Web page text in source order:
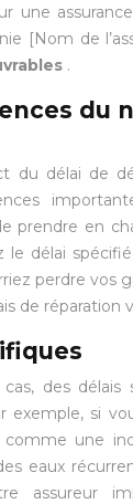
une
[Nom de
.
du
du délai de
prendre en
le délai
perdre vos
de réparation
cas, des délais
exemple, si
comme une
eaux
assureur